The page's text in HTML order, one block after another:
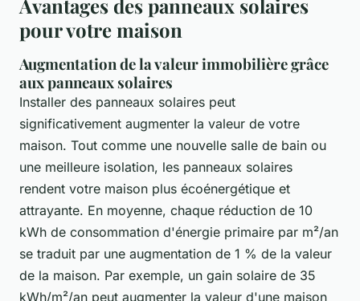
Avantages des panneaux solaires
pour votre maison
Augmentation de la valeur immobilière grâce
aux panneaux solaires
Installer des panneaux solaires peut
significativement augmenter la valeur de votre
maison. Tout comme une nouvelle salle de bain ou
une meilleure isolation, les panneaux solaires
rendent votre maison plus écoénergétique et
attrayante. En moyenne, chaque réduction de 10
kWh de consommation d'énergie primaire par m²/an
se traduit par une augmentation de 1 % de la valeur
de la maison. Par exemple, un gain solaire de 35
kWh/m²/an peut augmenter la valeur d'une maison